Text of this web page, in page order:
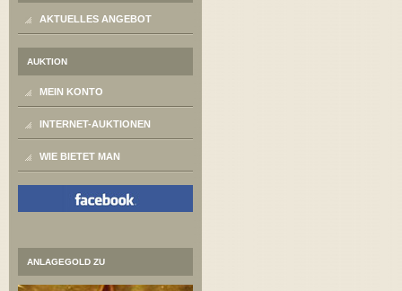
AKTUELLES ANGEBOT
AUKTION
MEIN KONTO
INTERNET-AUKTIONEN
WIE BIETET MAN
ANLAGEGOLD ZU